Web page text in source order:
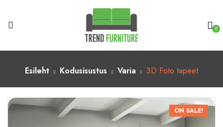
0
Esileht Kodusisustus Varia 3D Foto tapeet
ON SALE!